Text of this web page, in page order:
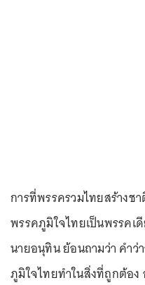
การที่พรรครวมไทยสร้างช
พรรคภูมิใจไทยเป็นพรรค
นายอนุทิน ย้อนถามว่า คำว่
ภูมิใจไทยทำในสิ่งที่ถูกต้อง